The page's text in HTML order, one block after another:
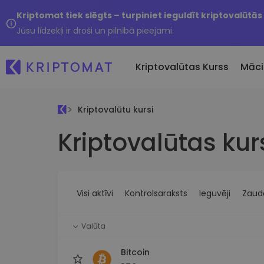
Kriptomat tiek slēgts – turpiniet ieguldīt kriptovalūtās
Jūsu līdzekļi ir droši un pilnībā pieejami.
Kriptovalūtas Kurss
Visas cenas
Vairāk nekā 300 kriptovalūtu Nesen
Pērciet vairāk nekā 300
kriptovalūtas
iespējas
Kriptovalūtu kursi
Kriptovalūtas
Visi aktīvi Kontrolsaraksts Ieguvēji
Valūta
Bitcoin